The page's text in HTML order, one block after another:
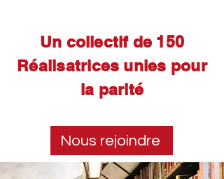
Un collectif de 150
Réalisatrices unies pour
la parité
Nous rejoindre